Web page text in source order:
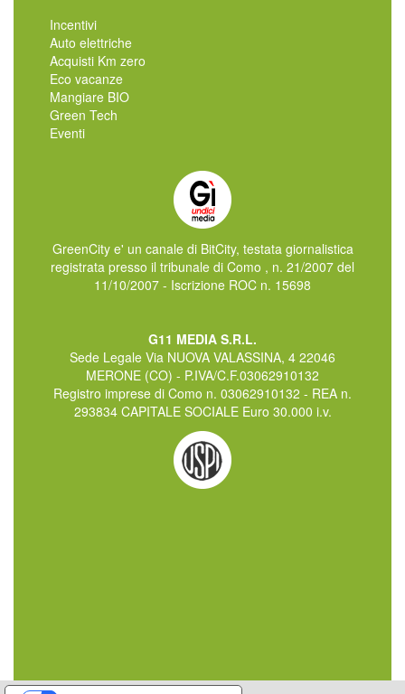
Incentivi
Auto elettriche
Acquisti Km zero
Eco vacanze
Mangiare BIO
Green Tech
Eventi
GreenCity e' un canale di BitCity, testata giornalistica
registrata presso il tribunale di Como , n. 21/2007 del
11/10/2007 - Iscrizione ROC n. 15698
G11 MEDIA S.R.L.
Sede Legale Via NUOVA VALASSINA, 4 22046
MERONE (CO) - P.IVA/C.F.03062910132
Registro imprese di Como n. 03062910132 - REA n.
293834 CAPITALE SOCIALE Euro 30.000 i.v.